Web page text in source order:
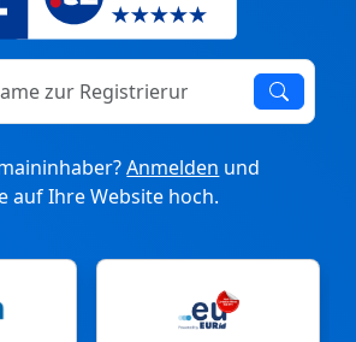
Registrierung oder zum Transfer
Anmelden und
auf Ihre Website hoch.